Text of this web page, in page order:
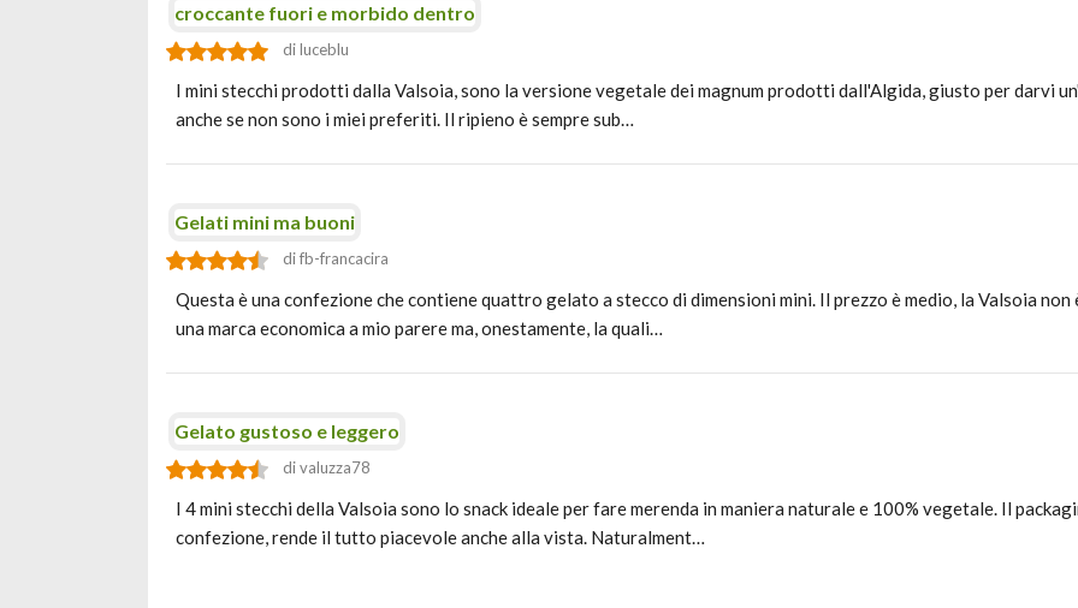
croccante fuori e morbido dentro
di luceblu
I mini stecchi prodotti dalla Valsoia, sono la versione vegetale dei magnum prodotti dall'Algida, giusto per darvi
anche se non sono i miei preferiti. Il ripieno è sempre sub…
Gelati mini ma buoni
di fb-francacira
Questa è una confezione che contiene quattro gelato a stecco di dimensioni mini. Il prezzo è medio, la Valsoia
una marca economica a mio parere ma, onestamente, la quali…
Gelato gustoso e leggero
di valuzza78
I 4 mini stecchi della Valsoia sono lo snack ideale per fare merenda in maniera naturale e 100% vegetale. Il
confezione, rende il tutto piacevole anche alla vista. Naturalment…